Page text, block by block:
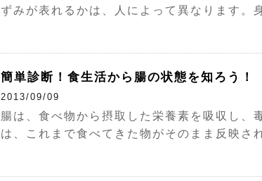
ずみが表れるかは、人によって異なります。
簡単診断！食生活から腸の状態を知ろう！
2013/09/09
腸は、食べ物から摂取した栄養素を吸収し、
は、これまで食べてきた物がそのまま反映さ